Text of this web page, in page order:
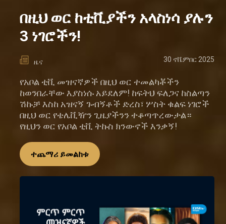
በዚህ ወር ከቲቪያችን አላስነሳ ያሉን
3 ነገሮችን!
ዜና 30 ኖቬምበር 2025
የአቦል ቲቪ መዝናኛዎች በዚህ ወር ተመልካቾችን
ከወንበራቸው እያስነሱ አይደለም! ከፍትህ ፍለጋና ከስልጣን
ሽኩቻ እስከ አዝናኝ ጉብኝቶች ድረስ፣ ሦስት ቁልፍ ነገሮች
በዚህ ወር የቴሌቪዥን ጊዜያችንን ተቆጣጥረውታል።
የዚህን ወር የአቦል ቲቪ ትኩስ ክንውኖች እንቃኝ!
ተጨማሪ ይመልከቱ